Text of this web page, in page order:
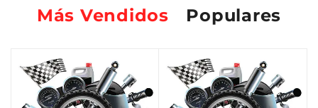
Más Vendidos Populares